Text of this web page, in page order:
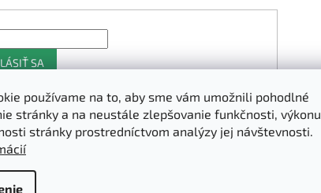
používame na to, aby sme vám umožnili pohodlné
stránky a na neustále zlepšovanie funkčnosti, výkonu
stránky prostredníctvom analýzy jej návštevnosti.
SA
Shoptet.sk